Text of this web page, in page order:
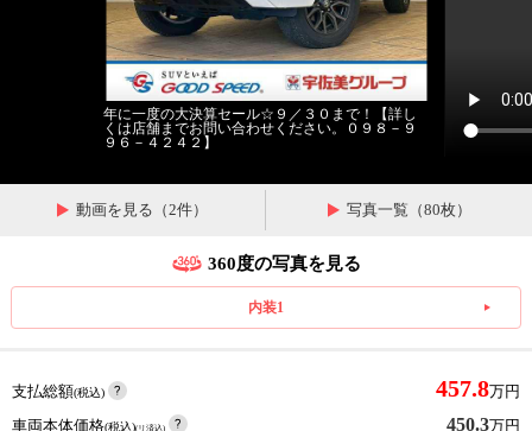
年に一度の大決算セール☆９／３０まで！【詳し
くは店舗までお問い合わせください。０９８－９
９６－４２４２】
動画を見る（2件） 写真一覧（80枚）
360度の写真を見る
内装1
支払総額(税込) 457.8万円
車両本体価格(税込)(リ済込) 450.3万円